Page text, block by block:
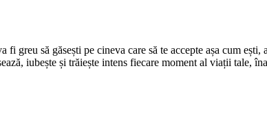
greu să găsești pe cineva care să te accepte așa cum
iubește și trăiește intens fiecare moment al viații tale,